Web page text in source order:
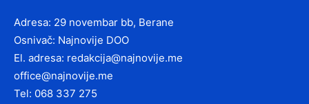
Adresa: 29 novembar bb, Berane
Osnivač: Najnovije DOO
El. adresa: redakcija@najnovije.me
office@najnovije.me
Tel: 068 337 275